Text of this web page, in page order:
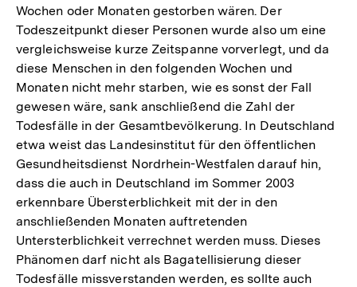
Wochen oder Monaten gestorben wären. Der
Todeszeitpunkt dieser Personen wurde also um eine
vergleichsweise kurze Zeitspanne vorverlegt, und da
diese Menschen in den folgenden Wochen und
Monaten nicht mehr starben, wie es sonst der Fall
gewesen wäre, sank anschließend die Zahl der
Todesfälle in der Gesamtbevölkerung. In Deutschland
etwa weist das Landesinstitut für den öffentlichen
Gesundheitsdienst Nordrhein-Westfalen darauf hin,
dass die auch in Deutschland im Sommer 2003
erkennbare Übersterblichkeit mit der in den
anschließenden Monaten auftretenden
Untersterblichkeit verrechnet werden muss. Dieses
Phänomen darf nicht als Bagatellisierung dieser
Todesfälle missverstanden werden, es sollte auch